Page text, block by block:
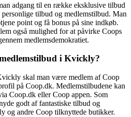
adgang til en række eksklusive tilbud
tilbud og medlemstilbud. Man
point og få bonus på sine indkøb.
også mulighed for at påvirke Coops
medlemsdemokratiet.
i Kvickly?
skal man være medlem af Coop
på Coop.dk. Medlemstilbudene kan
Coop.dk eller Coop appen. Som
godt af fantastiske tilbud og
og andre Coop tilknyttede butikker.